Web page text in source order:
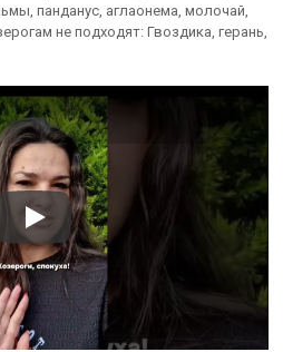
панданус, аглаонема, молочай,
не подходят: Гвоздика, герань,